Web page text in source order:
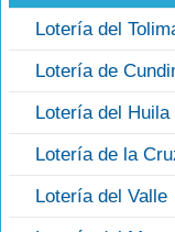
Lotería del
Lotería de
Lotería del Huila
Lotería de la
Lotería del Valle